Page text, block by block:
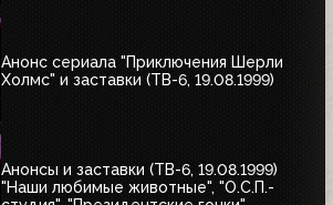
Анонс сериала "Приключения Шерли
Холмс" и заставки (ТВ-6, 19.08.1999)
Анонсы и заставки (ТВ-6, 19.08.1999)
"Наши любимые животные", "О.С.П.-